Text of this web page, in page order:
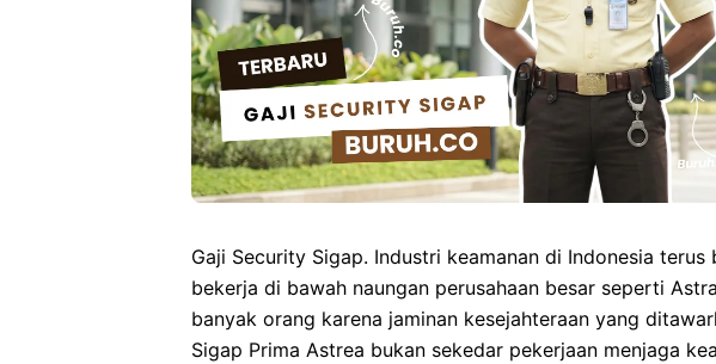
Gaji Security Sigap. Industri keamanan di Indonesia
bekerja di bawah naungan perusahaan besar seperti
banyak orang karena jaminan kesejahteraan yang
Sigap Prima Astrea bukan sekedar pekerjaan menjaga